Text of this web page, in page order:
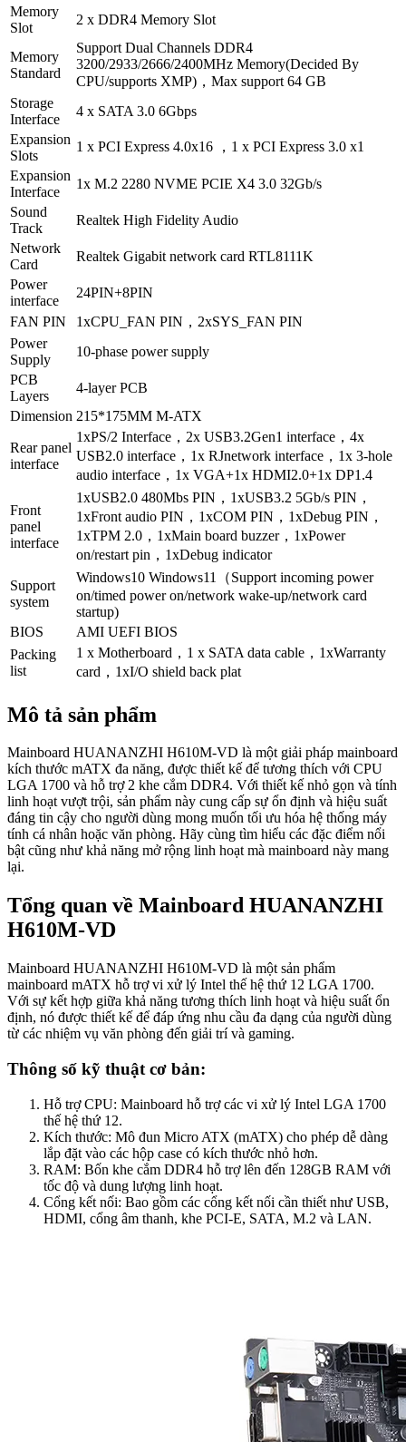
Memory
Slot
2 x DDR4 Memory Slot
Memory
Standard
Support Dual Channels DDR4
3200/2933/2666/2400MHz Memory(Decided By
CPU/supports XMP)，Max support 64 GB
Storage
Interface
4 x SATA 3.0 6Gbps
Expansion
Slots
1 x PCI Express 4.0x16 ，1 x PCI Express 3.0 x1
Expansion
Interface
1x M.2 2280 NVME PCIE X4 3.0 32Gb/s
Sound
Track
Realtek High Fidelity Audio
Network
Card
Realtek Gigabit network card RTL8111K
Power
interface
24PIN+8PIN
FAN PIN
1xCPU_FAN PIN，2xSYS_FAN PIN
Power
Supply
10-phase power supply
PCB
Layers
4-layer PCB
Dimension 215*175MM M-ATX
Rear panel
interface
1xPS/2 Interface，2x USB3.2Gen1 interface，4x
USB2.0 interface，1x RJnetwork interface，1x 3-hole
audio interface，1x VGA+1x HDMI2.0+1x DP1.4
Front
panel
interface
1xUSB2.0 480Mbs PIN，1xUSB3.2 5Gb/s PIN，
1xFront audio PIN，1xCOM PIN，1xDebug PIN，
1xTPM 2.0，1xMain board buzzer，1xPower
on/restart pin，1xDebug indicator
Support
system
Windows10 Windows11（Support incoming power
on/timed power on/network wake-up/network card
startup)
BIOS
AMI UEFI BIOS
Packing
list
1 x Motherboard，1 x SATA data cable，1xWarranty
card，1xI/O shield back plat
Mô tả sản phẩm
Mainboard HUANANZHI H610M-VD là một giải pháp mainboard
kích thước mATX đa năng, được thiết kế để tương thích với CPU
LGA 1700 và hỗ trợ 2 khe cắm DDR4. Với thiết kế nhỏ gọn và tính
linh hoạt vượt trội, sản phẩm này cung cấp sự ổn định và hiệu suất
đáng tin cậy cho người dùng mong muốn tối ưu hóa hệ thống máy
tính cá nhân hoặc văn phòng. Hãy cùng tìm hiểu các đặc điểm nổi
bật cũng như khả năng mở rộng linh hoạt mà mainboard này mang
lại.
Tổng quan về Mainboard HUANANZHI
H610M-VD
Mainboard HUANANZHI H610M-VD là một sản phẩm
mainboard mATX hỗ trợ vi xử lý Intel thế hệ thứ 12 LGA 1700.
Với sự kết hợp giữa khả năng tương thích linh hoạt và hiệu suất ổn
định, nó được thiết kế để đáp ứng nhu cầu đa dạng của người dùng
từ các nhiệm vụ văn phòng đến giải trí và gaming.
Thông số kỹ thuật cơ bản:
Hỗ trợ CPU: Mainboard hỗ trợ các vi xử lý Intel LGA 1700
thế hệ thứ 12.
Kích thước: Mô đun Micro ATX (mATX) cho phép dễ dàng
lắp đặt vào các hộp case có kích thước nhỏ hơn.
RAM: Bốn khe cắm DDR4 hỗ trợ lên đến 128GB RAM với
tốc độ và dung lượng linh hoạt.
Cổng kết nối: Bao gồm các cổng kết nối cần thiết như USB,
HDMI, cổng âm thanh, khe PCI-E, SATA, M.2 và LAN.